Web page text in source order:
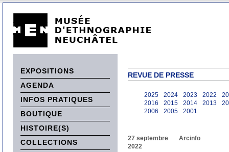
EXPOSITIONS
AGENDA
INFOS PRATIQUES
BOUTIQUE
HISTOIRE(S)
COLLECTIONS
REVUE DE PRESSE
2025 2024 2023 2022
2016
2015 2014 2013
2006
2005 2001
27 septembre
2022
Arcinfo